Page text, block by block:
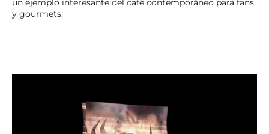
un ejemplo interesante del café contemporáneo para fans
y gourmets.